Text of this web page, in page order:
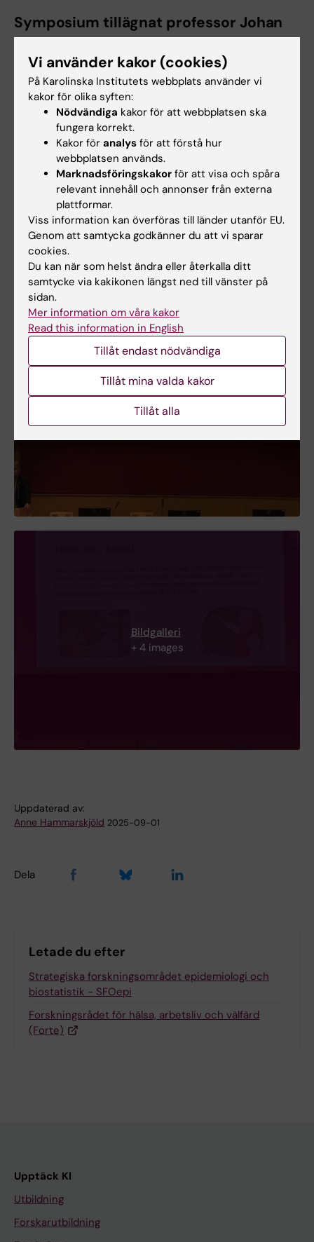
Symposium tillägnat professor Johan
Bildgalleri
+ 4 images
Uppdaterad av:
Anne Hammarskjöld 2025-09-01
Dela
Letade du efter
Strategiska forskningsområdet epidemiologi och
biostatistik - SFOepi
Forskningsrådet för hälsa, arbetsliv och välfärd
(Forte)
Upptäck KI
Utbildning
Forskarutbildning
Vi använder kakor (cookies)
På Karolinska Institutets webbplats använder vi
kakor för olika syften:
Nödvändiga kakor för att webbplatsen ska
fungera korrekt.
Kakor för analys för att förstå hur
webbplatsen används.
Marknadsföringskakor för att visa och spåra
relevant innehåll och annonser från externa
plattformar.
Viss information kan överföras till länder utanför EU.
Genom att samtycka godkänner du att vi sparar
cookies.
Du kan när som helst ändra eller återkalla ditt
samtycke via kakikonen längst ned till vänster på
sidan.
Mer information om våra kakor
Read this information in English
Tillåt endast nödvändiga
Tillåt mina valda kakor
Tillåt alla